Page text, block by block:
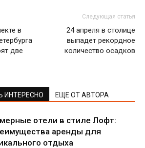
в
две
Следующая статья
24 апреля в столице
выпадет рекордное
количество осадков
ИНТЕРЕСНО ЕЩЕ ОТ АВТОРА
отели в стиле Лофт:
аренды для
отдыха